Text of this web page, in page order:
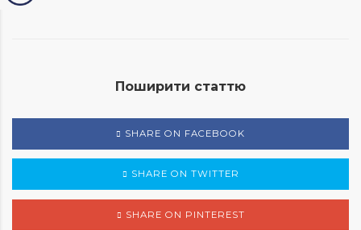
Поширити статтю
SHARE ON FACEBOOK
SHARE ON TWITTER
SHARE ON PINTEREST